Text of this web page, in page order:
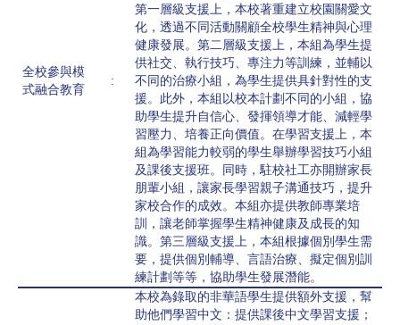
全校參與模
式融合教育
:
第一層級支援上，本校著重建立校園關愛文
化，透過不同活動關顧全校學生精神與心理
健康發展。第二層級支援上，本組為學生提
供社交、執行技巧、專注力等訓練，並輔以
不同的治療小組，為學生提供具針對性的支
援。此外，本組以校本計劃不同的小組，協
助學生提升自信心、發揮領導才能、減輕學
習壓力、培養正向價值。在學習支援上，本
組為學習能力較弱的學生舉辦學習技巧小組
及課後支援班。同時，駐校社工亦開辦家長
朋輩小組，讓家長學習親子溝通技巧，提升
家校合作的成效。本組亦提供教師專業培
訓，讓老師掌握學生精神健康及成長的知
識。第三層級支援上，本組根據個別學生需
要，提供個別輔導、言語治療、擬定個別訓
練計劃等等，協助學生發展潛能。
本校為錄取的非華語學生提供額外支援，幫
助他們學習中文：提供課後中文學習支援；